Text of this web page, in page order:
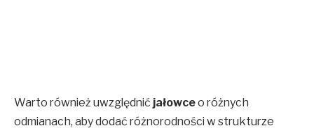
Warto również uwzględnić jałowceo różnych
odmianach, aby dodać różnorodności w strukturze